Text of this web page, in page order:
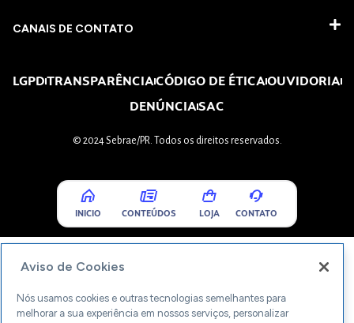
CANAIS DE CONTATO
LGPDTRANSPARÊNCIACÓDIGO DE ÉTICAOUVIDORIA
DENÚNCIASAC
© 2024 Sebrae/PR. Todos os direitos reservados.
INICIO CONTEÚDOS LOJA CONTATO
Aviso de Cookies
Nós usamos cookies e outras tecnologias semelhantes para
melhorar a sua experiência em nossos serviços, personalizar